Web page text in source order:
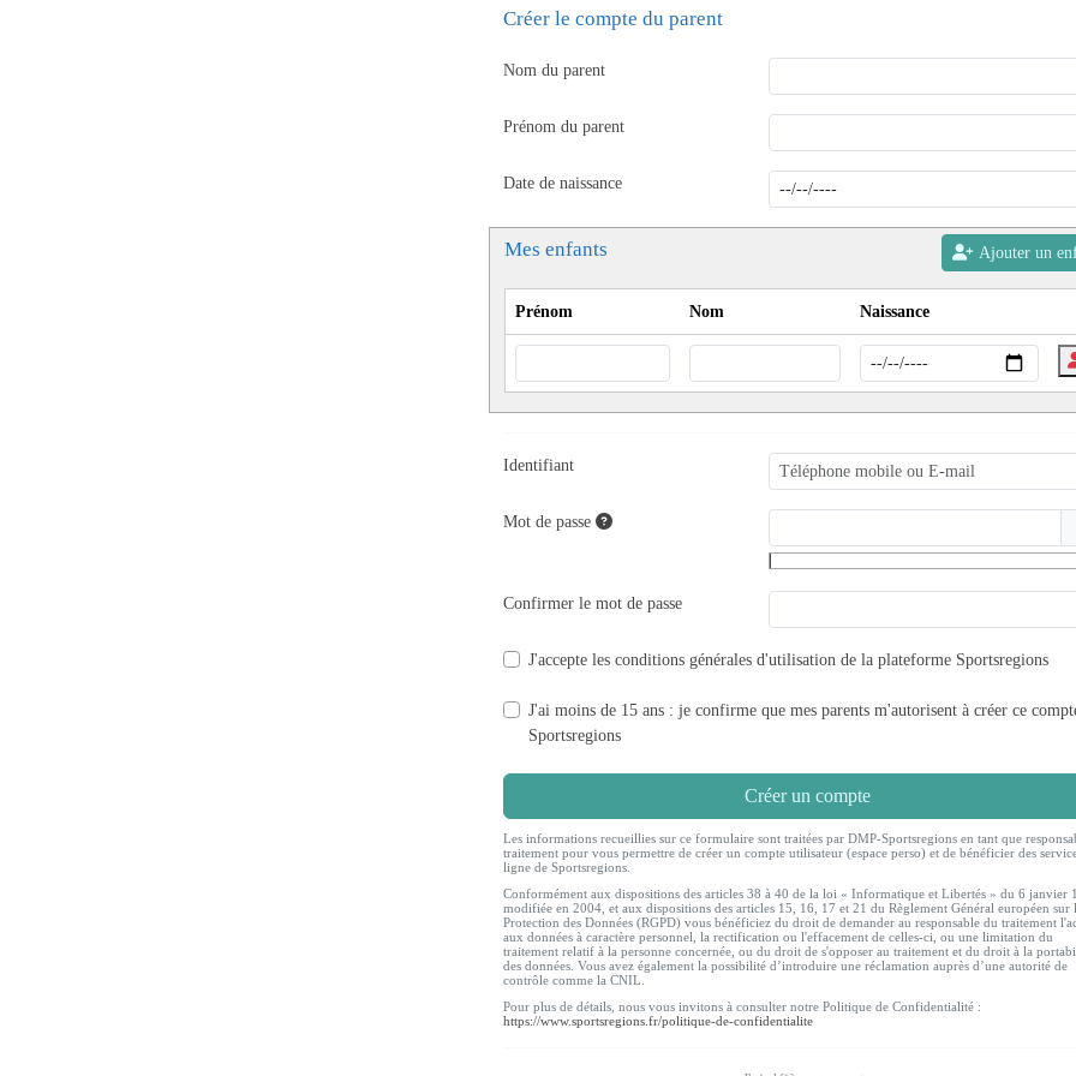
Créer le compte du parent
Nom du parent
Prénom du parent
Date de naissance
Mes enfants Ajouter un
Prénom Nom Naissance
Identifiant
Mot de passe
Confirmer le mot de passe
J'accepte les conditions générales d'utilisation de la plateforme Sportsregions
J'ai moins de 15 ans : je confirme que mes parents m'autorisent à créer ce
Sportsregions
Créer un compte
Les informations recueillies sur ce formulaire sont traitées par DMP-Sportsregions en tant que
traitement pour vous permettre de créer un compte utilisateur (espace perso) et de bénéficier des
ligne de Sportsregions.
Conformément aux dispositions des articles 38 à 40 de la loi « Informatique et Libertés » du 6 janvier
modifiée en 2004, et aux dispositions des articles 15, 16, 17 et 21 du Règlement Général européen sur
Protection des Données (RGPD) vous bénéficiez du droit de demander au responsable du traitement
aux données à caractère personnel, la rectification ou l'effacement de celles-ci, ou une limitation du
traitement relatif à la personne concernée, ou du droit de s'opposer au traitement et du droit à la
des données. Vous avez également la possibilité d’introduire une réclamation auprès d’une autorité de
contrôle comme la CNIL.
Pour plus de détails, nous vous invitons à consulter notre Politique de Confidentialité :
https://www.sportsregions.fr/politique-de-confidentialite